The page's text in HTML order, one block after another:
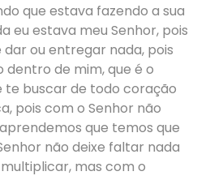
que estava fazendo a sua
eu estava meu Senhor, pois
ou entregar nada, pois
dentro de mim, que é o
te buscar de todo coração
pois com o Senhor não
que temos que
não deixe faltar nada
mas com o